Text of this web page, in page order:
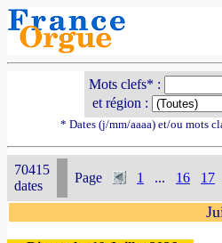
Mots clefs* :
et région :
* Dates (j/mm/aaaa) et/ou mots
70415
dates
Page 1 ... 16 17